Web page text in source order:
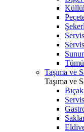
Taşıma ve
Taşıma ve